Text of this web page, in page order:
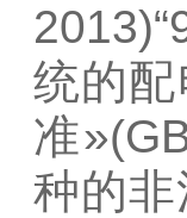
统的
准
种的